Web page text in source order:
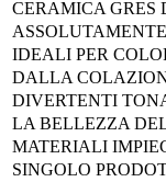
CERAMICA GRES
IDEALI PER
DALLA
DIVERTENTI
LA BELLEZZA
MATERIALI
SINGOLO